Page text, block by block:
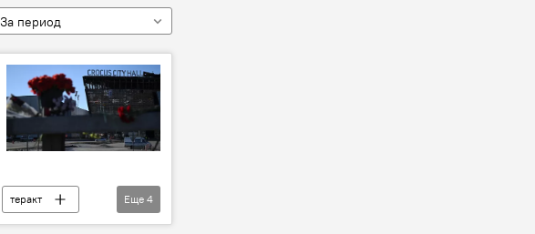
За период
теракт
Еще 4